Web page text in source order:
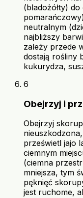
(bladożółty) do
neutralnym
najbliższy
zależy przede
dostają rośliny
kukurydza,
6
Obejrzyj i
Obejrzyj
prześwietl jajo
ciemnym
(ciemna
mniejsza, tym
pęknięć
jest ruchome,